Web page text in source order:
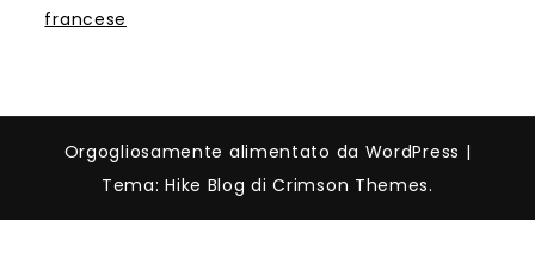
francese
Orgogliosamente alimentato da WordPress |
Tema: Hike Blog di Crimson Themes.